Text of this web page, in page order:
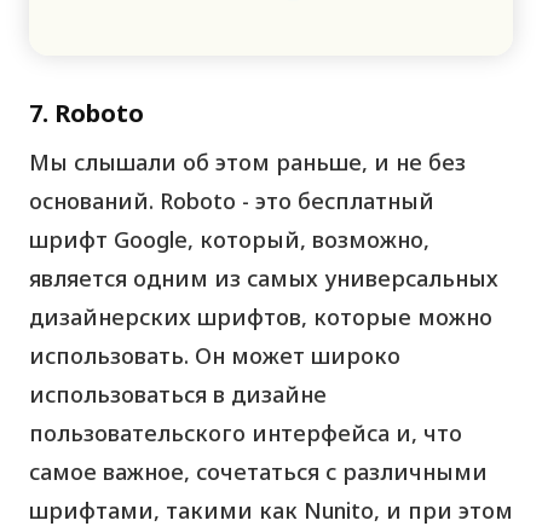
7. Roboto
Мы слышали об этом раньше, и не без
оснований. Roboto - это бесплатный
шрифт Google, который, возможно,
является одним из самых универсальных
дизайнерских шрифтов, которые можно
использовать. Он может широко
использоваться в дизайне
пользовательского интерфейса и, что
самое важное, сочетаться с различными
шрифтами, такими как Nunito, и при этом